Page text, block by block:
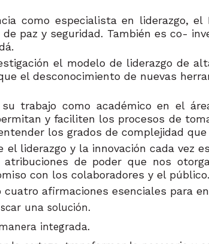
como especialista en liderazgo,
paz y seguridad. También es co-
el modelo de liderazgo de
el desconocimiento de nuevas
trabajo como académico en el
y faciliten los procesos de
los grados de complejidad
el liderazgo y la innovación cada vez
de poder que nos
con los colaboradores y el público.
cuatro afirmaciones esenciales para
una solución.
integrada.